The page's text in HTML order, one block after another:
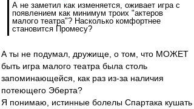
А не заметил как изменяется, оживает игра с
появлением как минимум троих "актеров
малого театра"? Насколько комфортнее
становится Промесу?
А ты не подумал, дружище, о том, что МОЖЕТ
быть игра малого театра была столь
запоминающейся, как раз из-за наличия
потеющего Эберта?
Я понимаю, истинные болелы Спартака кушать